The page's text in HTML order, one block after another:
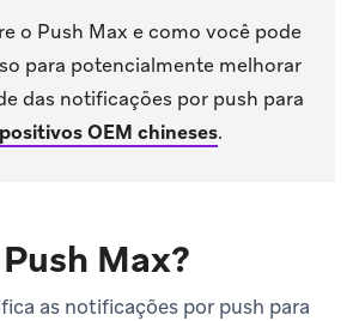
o Push Max e como você pode
para potencialmente melhorar
das notificações por push para
OEM chineses.
Max?
as notificações por push para